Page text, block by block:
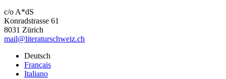
c/o A*dS
Konradstrasse 61
8031 Zürich
mail@literaturschweiz.ch
Deutsch
Français
Italiano